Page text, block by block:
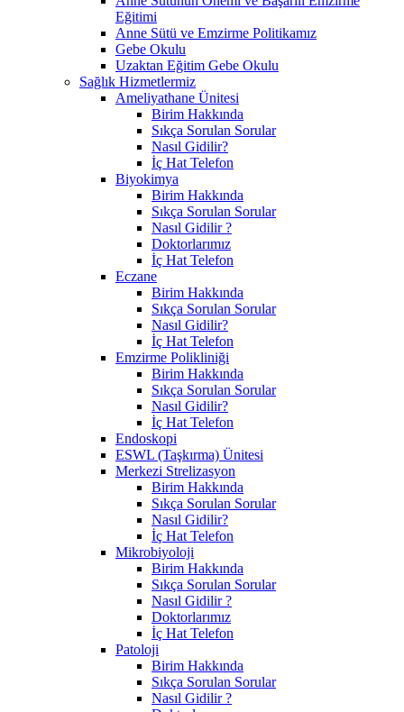
Eğitimi
Anne Sütü ve Emzirme Politikamız
Gebe Okulu
Uzaktan Eğitim Gebe Okulu
Sağlık Hizmetlermiz
Ameliyathane Ünitesi
Birim Hakkında
Sıkça Sorulan Sorular
Nasıl Gidilir?
İç Hat Telefon
Biyokimya
Birim Hakkında
Sıkça Sorulan Sorular
Nasıl Gidilir ?
Doktorlarımız
İç Hat Telefon
Eczane
Birim Hakkında
Sıkça Sorulan Sorular
Nasıl Gidilir?
İç Hat Telefon
Emzirme Polikliniği
Birim Hakkında
Sıkça Sorulan Sorular
Nasıl Gidilir?
İç Hat Telefon
Endoskopi
ESWL (Taşkırma) Ünitesi
Merkezi Strelizasyon
Birim Hakkında
Sıkça Sorulan Sorular
Nasıl Gidilir?
İç Hat Telefon
Mikrobiyoloji
Birim Hakkında
Sıkça Sorulan Sorular
Nasıl Gidilir ?
Doktorlarımız
İç Hat Telefon
Patoloji
Birim Hakkında
Sıkça Sorulan Sorular
Nasıl Gidilir ?